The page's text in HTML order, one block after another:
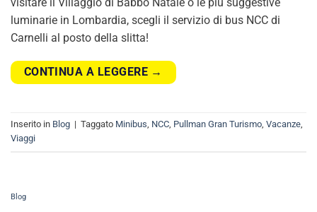
visitare il Villaggio di Babbo Natale o le più suggestive
luminarie in Lombardia, scegli il servizio di bus NCC di
Carnelli al posto della slitta!
CONTINUA A LEGGERE →
Inserito in Blog | Taggato Minibus, NCC, Pullman Gran Turismo, Vacanze,
Viaggi
Blog